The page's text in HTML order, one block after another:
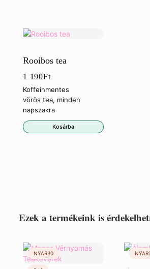
Rooibos tea
1 190Ft
Koffeinmentes
vörös tea, minden
napszakra
Kosárba
Ezek a termékeink is